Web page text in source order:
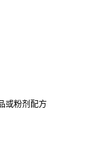
或粉剂配方